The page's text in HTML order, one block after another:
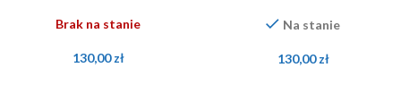
Brak na stanie
130,00zł
Na stanie
130,00zł